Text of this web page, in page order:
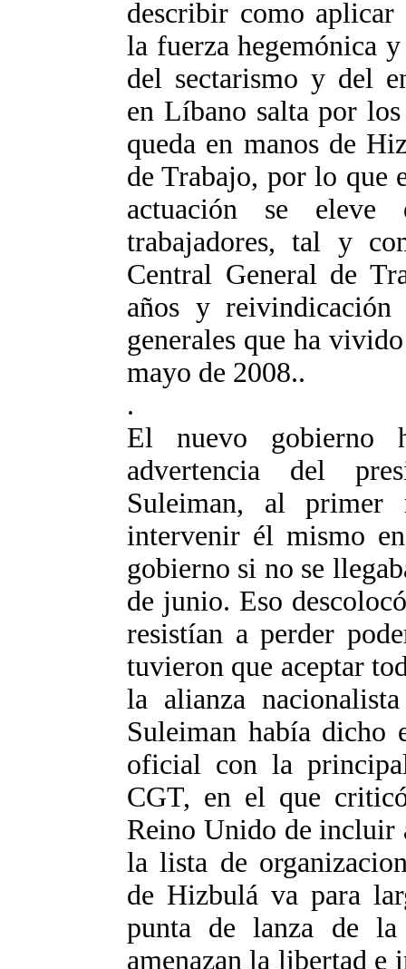
describir como
la fuerza hegemónica
del sectarismo y del
en Líbano salta por
queda en manos de
de Trabajo, por lo que
actuación se
trabajadores, tal y
Central General de
años y
generales que ha
mayo de 2008..
.
El nuevo gobierno
advertencia del
Suleiman, al primer
intervenir él mismo
gobierno si no se
de junio. Eso
resistían a perder
tuvieron que aceptar
la alianza
Suleiman había
oficial con la
CGT, en el que
Reino Unido de incluir
la lista de
de Hizbulá va para
punta de lanza de
amenazan la libertad